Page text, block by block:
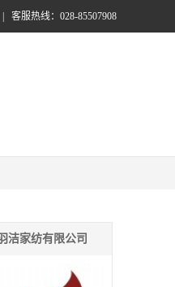
客服热线：028-85507908
洁家纺有限公司